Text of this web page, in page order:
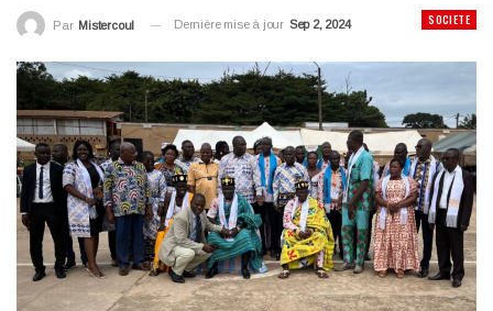
SOCIETE
Par Mistercoul Dernière mise à jour Sep 2, 2024